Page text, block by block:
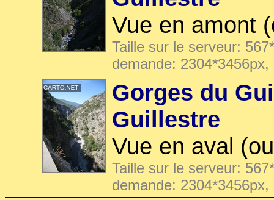
Vue en amont
Taille sur le serveur:
demande:
Gorges du
Guillestre
Vue en aval
Taille sur le serveur:
demande: